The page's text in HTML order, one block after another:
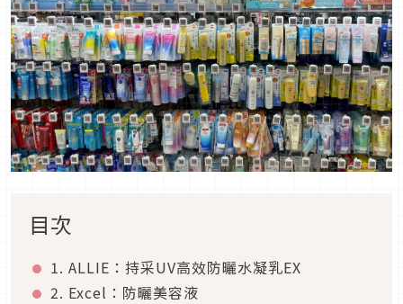
目次
1. ALLIE：持采UV高效防曬水凝乳EX
2. Excel：防曬美容液